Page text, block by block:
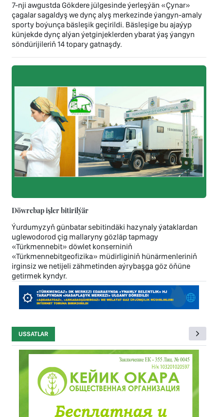
7-nji awgustda Gökdere jülgesinde ýerleşýän «Çynar»
çagalar sagaldyş we dynç alyş merkezinde ýangyn-amaly
sporty boýunça bäsleşik geçirildi. Bäsleşige bu ajaýyp
künjekde dynç alýan ýetginjeklerden ybarat ýaş ýangyn
söndürijileriň 14 topary gatnaşdy.
Döwrebap işler bitirilýär
Ýurdumyzyň günbatar sebitindäki hazynaly ýataklardan
uglewodorod çig mallaryny gözläp tapmagy
«Türkmennebit» döwlet konserniniň
«Türkmennebitgeofizika» müdirliginiň hünärmenleriniň
irginsiz we netijeli zähmetinden aýrybaşga göz öňüne
getirmek kyndyr.
USSATLAR